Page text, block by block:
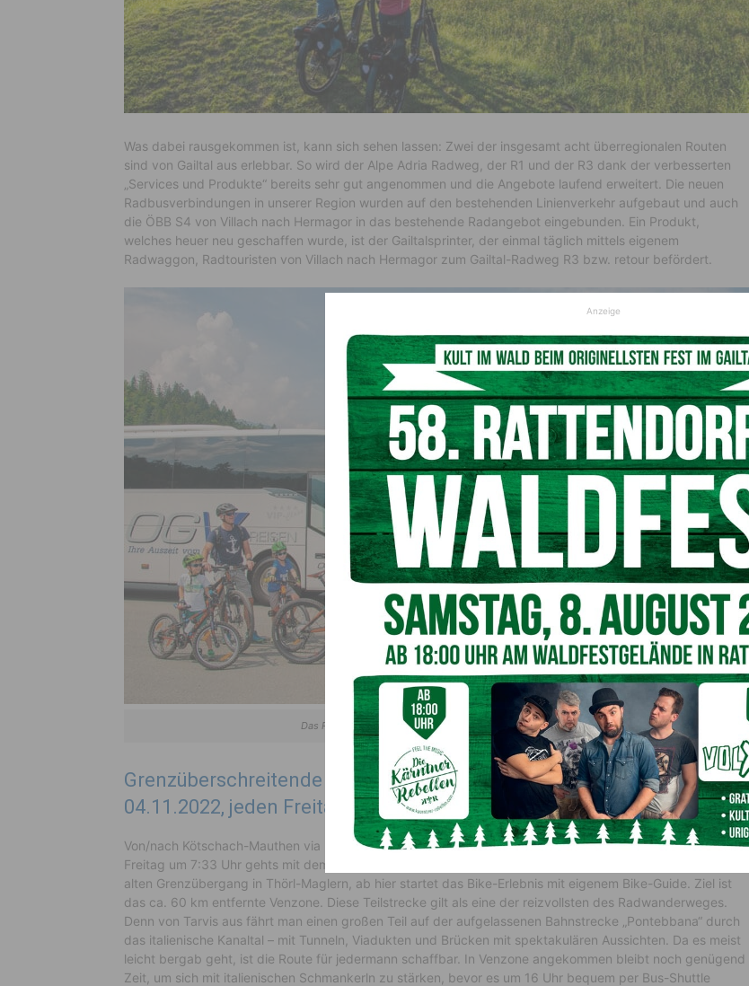
Was dabei rausgekommen ist, kann sich sehen lassen: Zwei der insgesamt acht überregionalen Routen
sind von Gailtal aus erlebbar. So wird der Alpe Adria Radweg, der R1 und der R3 dank der verbesserten
„Services und Produkte“ bereits sehr gut angenommen und die Angebote laufend erweitert. Die neuen
Radbusverbindungen in unserer Region wurden auf den bestehenden Linienverkehr aufgebaut und auch
die ÖBB S4 von Villach nach Hermagor in das bestehende Radangebot eingebunden. Ein Produkt,
welches heuer neu geschaffen wurde, ist der Gailtalsprinter, der einmal täglich mittels eigenem
Radwaggon, Radtouristen von Villach nach Hermagor zum Gailtal-Radweg R3 bzw. retour befördert.
Das Radfahrangebot wird vermehrt forciert und ausgebaut
Grenzüberschreitende Familien-Radausflüge von 20.05. bis
04.11.2022, jeden Freitag
Von/nach Kötschach-Mauthen via Hermagor über den Alpe Adria Radweg, Tarvisio nach Venzone. Jeden
Freitag um 7:33 Uhr gehts mit dem Radbus vom Bahnhof Hermagor (6:45 Uhr von Kötschach) bis zum
alten Grenzübergang in Thörl-Maglern, ab hier startet das Bike-Erlebnis mit eigenem Bike-Guide. Ziel ist
das ca. 60 km entfernte Venzone. Diese Teilstrecke gilt als eine der reizvollsten des Radwanderweges.
Denn von Tarvis aus fährt man einen großen Teil auf der aufgelassenen Bahnstrecke „Pontebbana“ durch
das italienische Kanaltal – mit Tunneln, Viadukten und Brücken mit spektakulären Aussichten. Da es meist
leicht bergab geht, ist die Route für jedermann schaffbar. In Venzone angekommen bleibt noch genügend
Zeit, um sich mit italienischen Schmankerln zu stärken, bevor es um 16 Uhr bequem per Bus-Shuttle
Anzeige